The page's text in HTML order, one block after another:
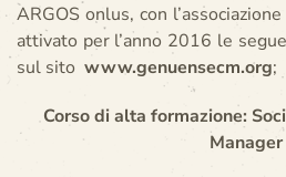
ARGOS onlus, con
attivato per l’anno 2016 le
sul sito www.genuensecm.org;
Corso di alta formazione:
Manager